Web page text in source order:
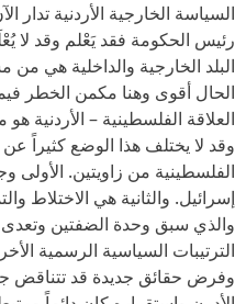
السياسة الخارجية الأردنية
رئيس الحكومة فقد يَعْلم وقد لا
البلد الخارجية والداخلية هي
الحال أقوى وهنا مكمن الخطر
العلاقة الفلسطينية –
وقد لا يختلف هذا الوضع كثيراً
الفلسطينية من زاويتين. الأولى
إسرائيل. والثانية هي الاختلاط
والذي سبق وحدة الضفتين وتعدى
الترتيبات السياسية الرسمية
وفرض حقائق جديدة قد تتناقض